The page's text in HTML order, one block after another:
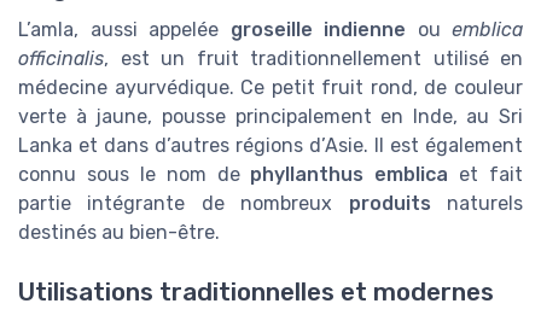
L’amla, aussi appelée groseille indienne ou emblica
officinalis, est un fruit traditionnellement utilisé en
médecine ayurvédique. Ce petit fruit rond, de couleur
verte à jaune, pousse principalement en Inde, au Sri
Lanka et dans d’autres régions d’Asie. Il est également
connu sous le nom de phyllanthus emblica et fait
partie intégrante de nombreux produits naturels
destinés au bien-être.
Utilisations traditionnelles et modernes